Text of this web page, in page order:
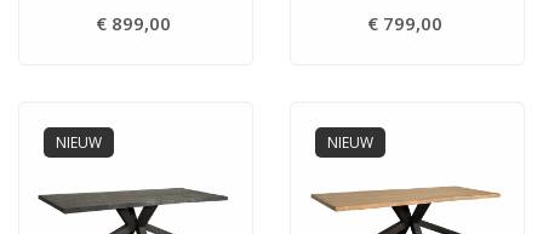
€ 899,00 € 799,00
NIEUW NIEUW